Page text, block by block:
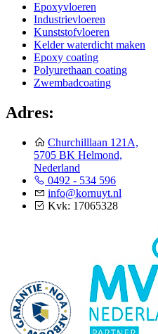
Epoxyvloeren
Industrievloeren
Kunststofvloeren
Kelder waterdicht maken
Epoxy coating
Polyurethaan coating
Zwembadcoating
Adres:
Churchilllaan 121A,
5705 BK Helmond,
Nederland
0492 - 534 596
info@kornuyt.nl
Kvk: 17065328